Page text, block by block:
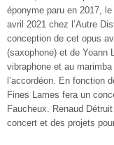
éponyme paru en 2017,
avril 2021 chez l’Autre
conception de cet opus
(saxophone) et de Yoann
vibraphone et au
l’accordéon. En fonction
Fines Lames fera un
Faucheux. Renaud
concert et des projets